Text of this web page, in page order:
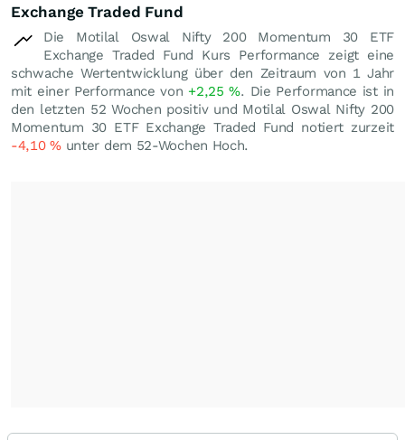
Exchange Traded Fund
Die Motilal Oswal Nifty 200 Momentum 30 ETF
Exchange Traded Fund Kurs Performance zeigt eine
schwache Wertentwicklung über den Zeitraum von 1 Jahr
mit einer Performance von +2,25%. Die Performance ist in
den letzten 52 Wochen positiv und Motilal Oswal Nifty 200
Momentum 30 ETF Exchange Traded Fund notiert zurzeit
-4,10%unter dem 52-Wochen Hoch.